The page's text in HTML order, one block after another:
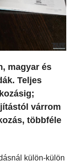
magyar és
Teljes
várrom
többféle
külön-külön